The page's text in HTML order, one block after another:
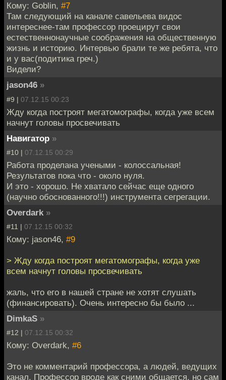
Кому: Goblin, #7
Там следующий на канале савельева видос
интереснее-там профессор проецирут свои
естественнонаучные соображения на общественную
жизнь и историю. Интервью брали те же ребята, что
и у вас(подитика греч.)
Видели?
jason46 »
#9 | 07.12.15 00:23
Жду когда построят мегатомографы, когда уже всем
начнут головы просвечивать
Навигатор »
#10 | 07.12.15 00:29
Работа проделана учеными - колоссальная!
Результатов пока что - около нуля.
И это - хорошо. Не хватало сейчас еще одного
(научно обоснованного!!!) инструмента сегрегации.
Overdark »
#11 | 07.12.15 00:32
Кому: jason46, #9
> Жду когда построят мегатомографы, когда уже
всем начнут головы просвечивать
жаль, что его в нашей стране не хотят слушать
(финансировать). Очень интересно бы было ...
DimkaS »
#12 | 07.12.15 00:32
Кому: Overdark, #6
Это не комментарий профессора, а людей, ведущих
канал. Профессор вроде как сними общается, но сам